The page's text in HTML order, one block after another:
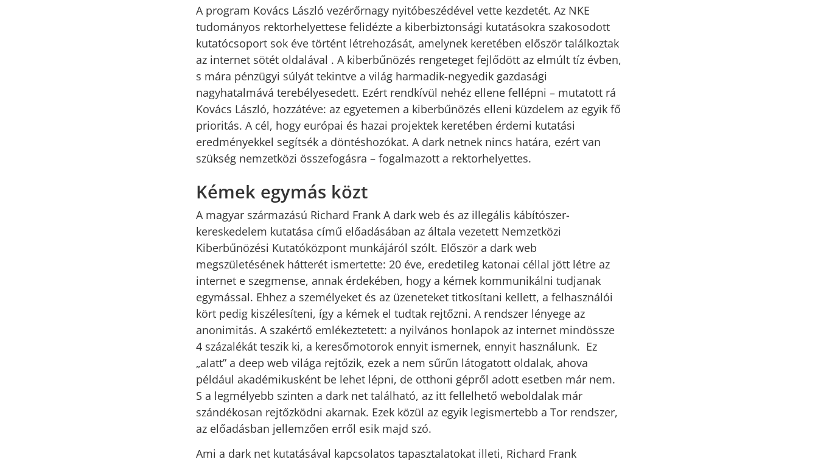
A program Kovács László vezérőrnagy nyitóbeszédével vette kezdetét. Az NKE
tudományos rektorhelyettese felidézte a kiberbiztonsági kutatásokra szakosodott
kutatócsoport sok éve történt létrehozását, amelynek keretében először találkoztak
az internet sötét oldalával . A kiberbűnözés rengeteget fejlődött az elmúlt tíz évben,
s mára pénzügyi súlyát tekintve a világ harmadik-negyedik gazdasági
nagyhatalmává terebélyesedett. Ezért rendkívül nehéz ellene fellépni – mutatott rá
Kovács László, hozzátéve: az egyetemen a kiberbűnözés elleni küzdelem az egyik fő
prioritás. A cél, hogy európai és hazai projektek keretében érdemi kutatási
eredményekkel segítsék a döntéshozókat. A dark netnek nincs határa, ezért van
szükség nemzetközi összefogásra – fogalmazott a rektorhelyettes.
Kémek egymás közt
A magyar származású Richard Frank A dark web és az illegális kábítószer-
kereskedelem kutatása című előadásában az általa vezetett Nemzetközi
Kiberbűnözési Kutatóközpont munkájáról szólt. Először a dark web
megszületésének hátterét ismertette: 20 éve, eredetileg katonai céllal jött létre az
internet e szegmense, annak érdekében, hogy a kémek kommunikálni tudjanak
egymással. Ehhez a személyeket és az üzeneteket titkosítani kellett, a felhasználói
kört pedig kiszélesíteni, így a kémek el tudtak rejtőzni. A rendszer lényege az
anonimitás. A szakértő emlékeztetett: a nyilvános honlapok az internet mindössze
4 százalékát teszik ki, a keresőmotorok ennyit ismernek, ennyit használunk. Ez
„alatt” a deep web világa rejtőzik, ezek a nem sűrűn látogatott oldalak, ahova
például akadémikusként be lehet lépni, de otthoni gépről adott esetben már nem.
S a legmélyebb szinten a dark net található, az itt fellelhető weboldalak már
szándékosan rejtőzködni akarnak. Ezek közül az egyik legismertebb a Tor rendszer,
az előadásban jellemzően erről esik majd szó.
Ami a dark net kutatásával kapcsolatos tapasztalatokat illeti, Richard Frank